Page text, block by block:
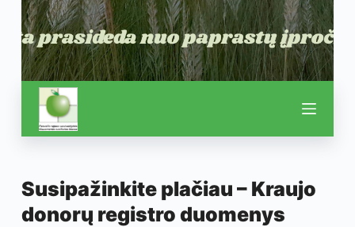
Susipažinkite plačiau – Kraujo
donorų registro duomenys